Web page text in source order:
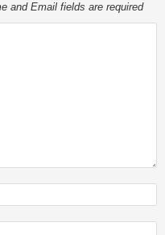
and Email fields are required